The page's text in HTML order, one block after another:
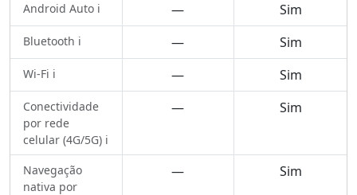
Android Auto ℹ️ — Sim
Bluetooth ℹ️ — Sim
Wi-Fi ℹ️ — Sim
Conectividade
por rede
celular (4G/5G) ℹ️
— Sim
Navegação
nativa por
— Sim